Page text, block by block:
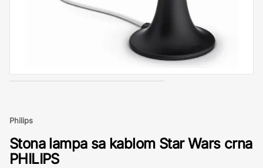
Philips
Stona lampa sa kablom Star Wars crna
PHILIPS